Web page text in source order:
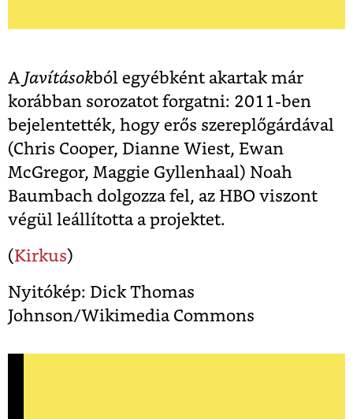
A Javításokból egyébként akartak már
korábban sorozatot forgatni: 2011-ben
bejelentették, hogy erős szereplőgárdával
(Chris Cooper, Dianne Wiest, Ewan
McGregor, Maggie Gyllenhaal) Noah
Baumbach dolgozza fel, az HBO viszont
végül leállította a projektet.
(Kirkus)
Nyitókép: Dick Thomas
Johnson/Wikimedia Commons